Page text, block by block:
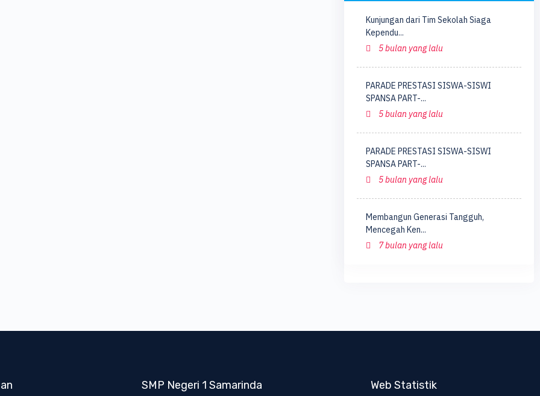
Kunjungan dari Tim Sekolah Siaga
Kependu...
5 bulan yang lalu
PARADE PRESTASI SISWA-SISWI
SPANSA PART-...
5 bulan yang lalu
PARADE PRESTASI SISWA-SISWI
SPANSA PART-...
5 bulan yang lalu
Membangun Generasi Tangguh,
Mencegah Ken...
7 bulan yang lalu
SMP Negeri 1 Samarinda Web Statistik